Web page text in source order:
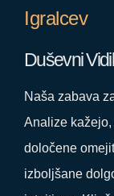
Igralcev
Duševni
Naša zabava
Analize
določene
izboljšane